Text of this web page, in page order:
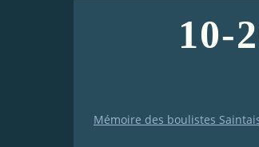
10-
Mémoire des boulistes